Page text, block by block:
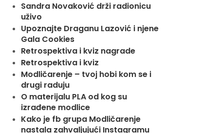
Sandra Novaković drži radionicu
uživo
Upoznajte Draganu Lazović i njene
Gala Cookies
Retrospektiva i kviz nagrade
Retrospektiva i kviz
Modličarenje – tvoj hobi kom se i
drugi raduju
O materijalu PLA od kog su
izrađene modlice
Kako je fb grupa Modličarenje
nastala zahvaljujući Instagramu